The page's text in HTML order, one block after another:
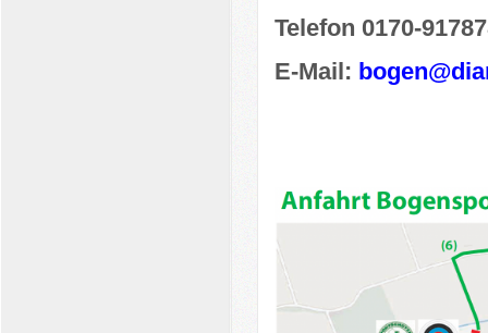
Telefon 0170-
E-Mail: